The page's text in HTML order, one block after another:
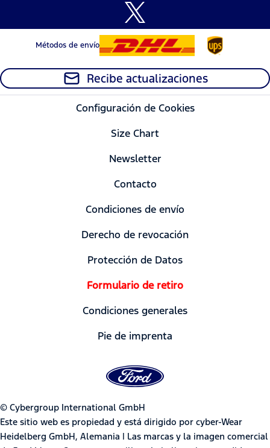
Métodos de envío
Recibe actualizaciones
Configuración de Cookies
Size Chart
Newsletter
Contacto
Condiciones de envío
Derecho de revocación
Protección de Datos
Formulario de retiro
Condiciones generales
Pie de imprenta
© Cybergroup International GmbH
Este sitio web es propiedad y está dirigido por cyber-Wear
Heidelberg GmbH, Alemania | Las marcas y la imagen comercial